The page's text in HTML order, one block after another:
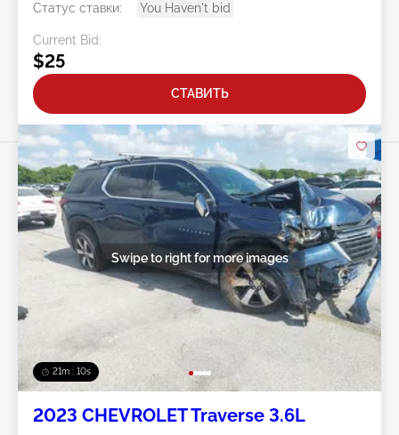
Статус ставки:
You Haven't bid
Current Bid:
$25
СТАВИТЬ
21m : 07s
Swipe to right for more images
2023 CHEVROLET Traverse 3.6L